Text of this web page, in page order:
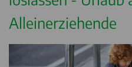
Alleinerziehende